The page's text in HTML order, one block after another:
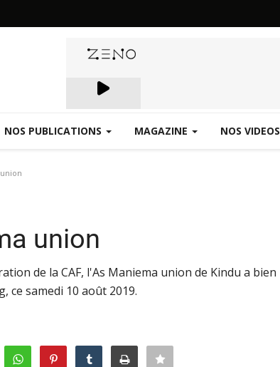
NOS PUBLICATIONS MAGAZINE NOS VIDEOS
union
de la CAF, l'As Maniema union de Kindu a bien
ce samedi 10 août 2019.